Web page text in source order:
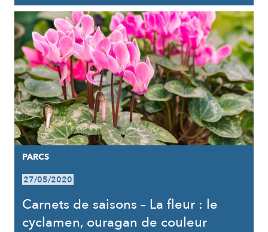
PARCS
27/05/2020
Carnets de saisons – La fleur : le
cyclamen, ouragan de couleur